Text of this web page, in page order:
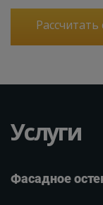
Услуги
Фасадное